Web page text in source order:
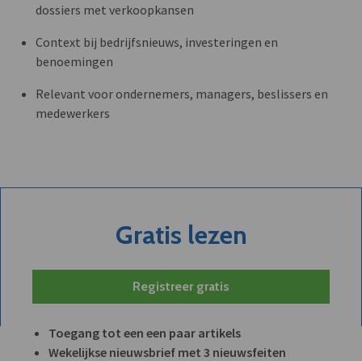
dossiers met verkoopkansen
Context bij bedrijfsnieuws, investeringen en
benoemingen
Relevant voor ondernemers, managers, beslissers en
medewerkers
Gratis lezen
Registreer gratis
Toegang tot een een paar artikels
Wekelijkse nieuwsbrief met 3 nieuwsfeiten